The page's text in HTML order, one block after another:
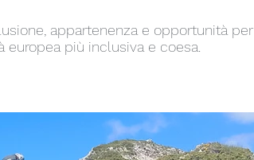
appartenenza e opportunità per
più inclusiva e coesa.